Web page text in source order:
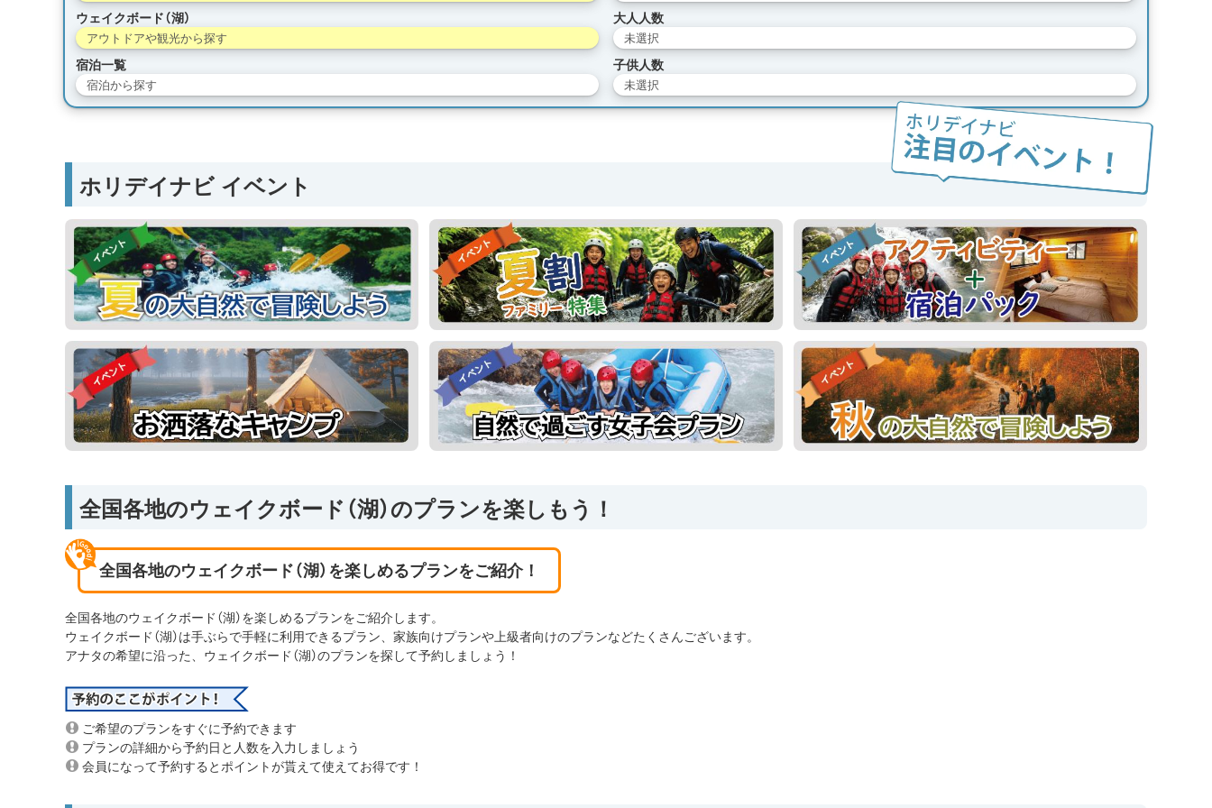
ウェイクボード（湖）
アウトドアや観光から探す
宿泊一覧
宿泊から探す
大人人数
未選択
子供人数
未選択
ホリデイナビ イベント
全国各地のウェイクボード（湖）のプランを楽しもう！
全国各地のウェイクボード（湖）を楽しめるプランをご紹介！
全国各地のウェイクボード（湖）を楽しめるプランをご紹介します。
ウェイクボード（湖）は手ぶらで手軽に利用できるプラン、家族向けプランや上級者向けのプランなどたくさんございます。
アナタの希望に沿った、ウェイクボード（湖）のプランを探して予約しましょう！
ご希望のプランをすぐに予約できます
プランの詳細から予約日と人数を入力しましょう
会員になって予約するとポイントが貰えて使えてお得です！